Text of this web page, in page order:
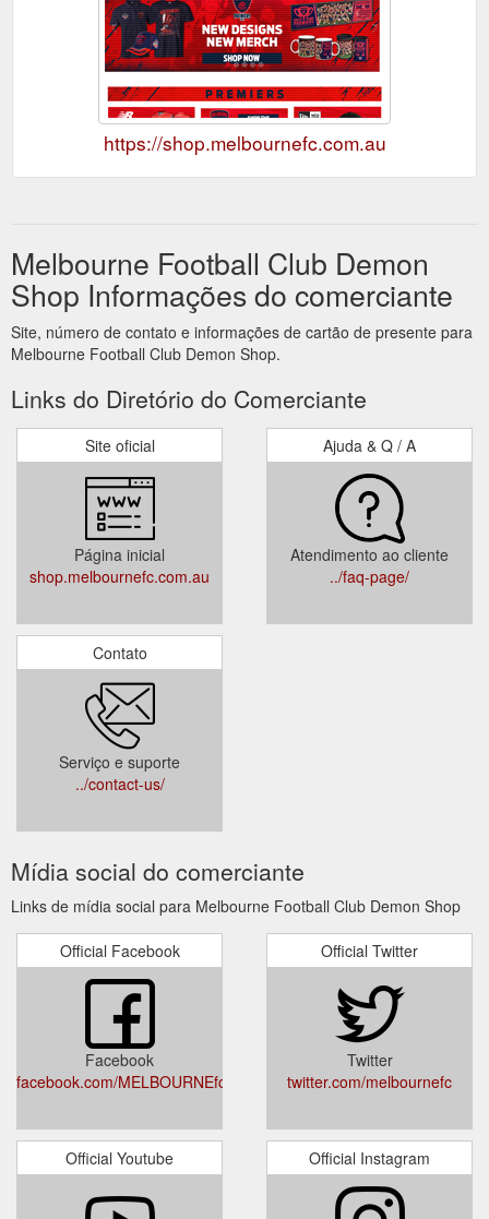
https://shop.melbournefc.com.au
Melbourne Football Club Demon
Shop Informações do comerciante
Site, número de contato e informações de cartão de presente para
Melbourne Football Club Demon Shop.
Links do Diretório do Comerciante
Site oficial
Página inicial
shop.melbournefc.com.au
Ajuda & Q / A
Atendimento ao cliente
../faq-page/
Contato
Serviço e suporte
../contact-us/
Mídia social do comerciante
Links de mídia social para Melbourne Football Club Demon Shop
Official Facebook
Facebook
facebook.com/MELBOURNEfc
Official Twitter
Twitter
twitter.com/melbournefc
Official Youtube Official Instagram